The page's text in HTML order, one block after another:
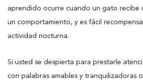
aprendido ocurre cuando un gato recibe
un comportamiento, y es fácil
actividad nocturna.
Si usted se despierta para prestarle
con palabras amables y tranquilizadoras